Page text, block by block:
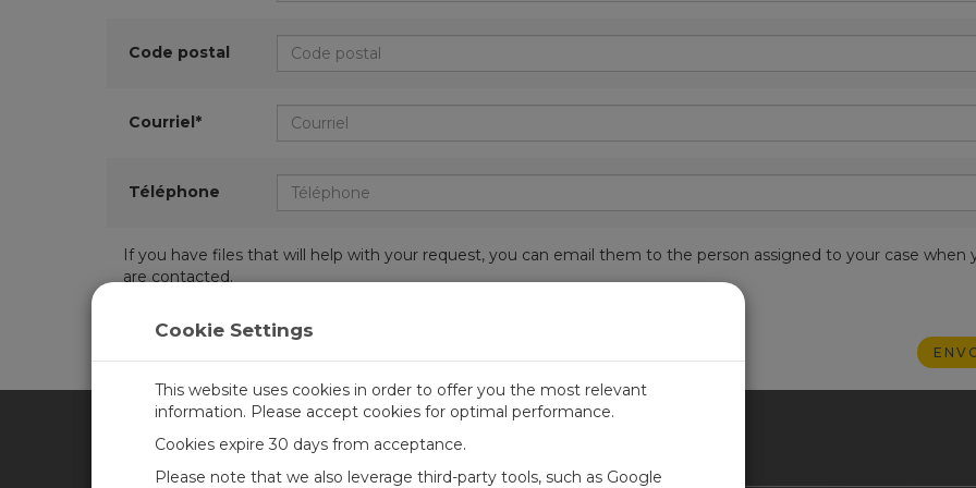
Code postal
Courriel*
Téléphone
If you have files that will help with your request, you can email them to the person assigned to your case when
are contacted.
CAMPBELL SCIENTIFIC FRANCE
Cookie Settings
This website uses cookies in order to offer you the most relevant
information. Please accept cookies for optimal performance.
Cookies expire 30 days from acceptance.
Please note that we also leverage third-party tools, such as Google